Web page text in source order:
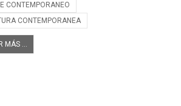
CONTEMPORANEO
CONTEMPORANEA
MÁS ...